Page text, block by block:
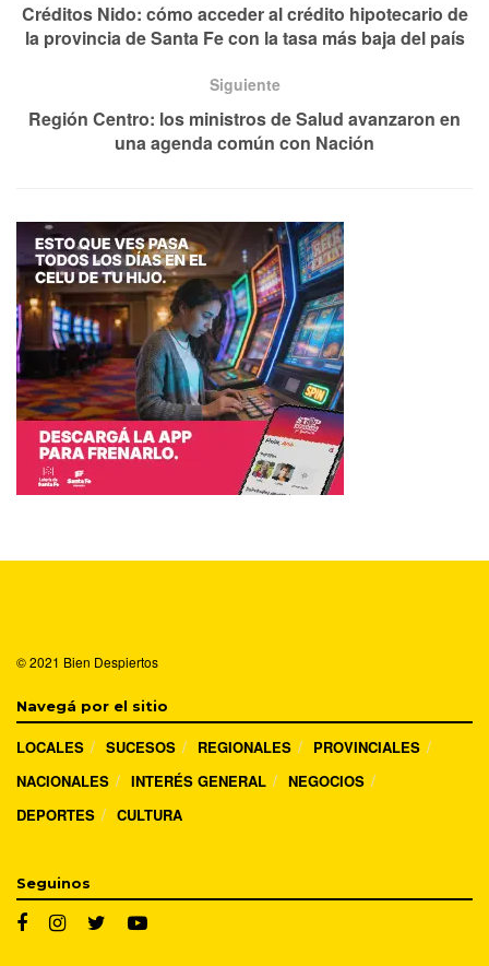
Créditos Nido: cómo acceder al crédito hipotecario de
la provincia de Santa Fe con la tasa más baja del país
Siguiente
Región Centro: los ministros de Salud avanzaron en
una agenda común con Nación
© 2021 Bien Despiertos
Navegá por el sitio
LOCALES SUCESOS REGIONALES
PROVINCIALES
NACIONALES
INTERÉS GENERAL
NEGOCIOS
DEPORTES
CULTURA
Seguinos